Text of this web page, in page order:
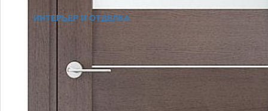
ИНТЕРЬЕР И ОТДЕЛКА